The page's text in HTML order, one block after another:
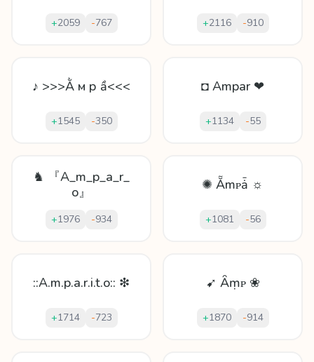
+2059 -767 +2116 -910
♪ >>>Ằ м р ầ<<<
+1545 -350
◘ Ampar ❤
+1134 -55
♞ 『A_m_p_a_r_
o』
+1976 -934
✺ Ẵmᴘǡ ☼
+1081 -56
::A.m.p.a.r.i.t.o:: ❇
+1714 -723
➹ Ȃṃᴘ ❀
+1870 -914